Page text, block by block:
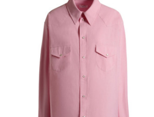
Новые
По
По